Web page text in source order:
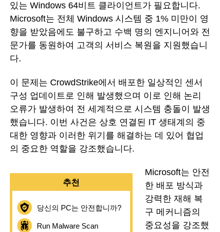
있는 Windows 64비트 클라이언트가 필요합니다.
Microsoft는 전체 Windows 시스템 중 1% 미만이 영
향을 받았음에도 불구하고 수백 명의 엔지니어와 전
문가를 동원하여 고객의 서비스 복원을 지원했습니
다.
이 문제는 CrowdStrike에서 배포한 일상적인 센서
구성 업데이트로 인해 발생했으며 이로 인해 논리
오류가 발생하여 전 세계적으로 시스템 충돌이 발생
했습니다. 이번 사건은 상호 연결된 IT 생태계의 중
대한 영향과 이러한 위기를 해결하는 데 있어 협업
의 중요한 역할을 강조했습니다.
추천
당신의 PC는 안전합니까?
Run Malware Scan
Microsoft는 안전
한 배포 방식과
강력한 재해 복
구 메커니즘의
중요성을 강조했